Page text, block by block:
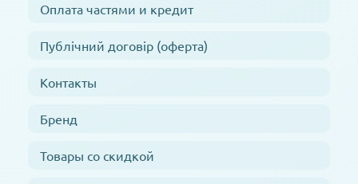
Оплата частями и кредит
Публічний договір (оферта)
Контакты
Бренд
Товары со скидкой